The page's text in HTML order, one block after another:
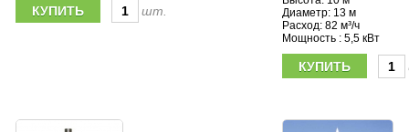
шт.
Диаметр: 13 м
Расход: 82 м³/ч
Мощность : 5,5 кВт